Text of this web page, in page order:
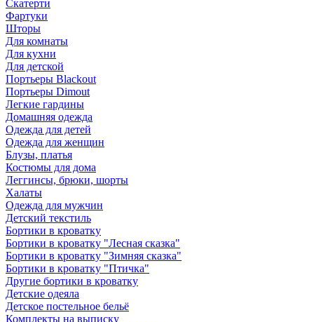
Скатерти
Фартуки
Шторы
Для комнаты
Для кухни
Для детской
Портьеры Blackout
Портьеры Dimout
Легкие гардины
Домашняя одежда
Одежда для детей
Одежда для женщин
Блузы, платья
Костюмы для дома
Леггинсы, брюки, шорты
Халаты
Одежда для мужчин
Детский текстиль
Бортики в кроватку
Бортики в кроватку "Лесная сказка"
Бортики в кроватку "Зимняя сказка"
Бортики в кроватку "Птичка"
Другие бортики в кроватку
Детские одеяла
Детское постельное бельё
Комплекты на выписку